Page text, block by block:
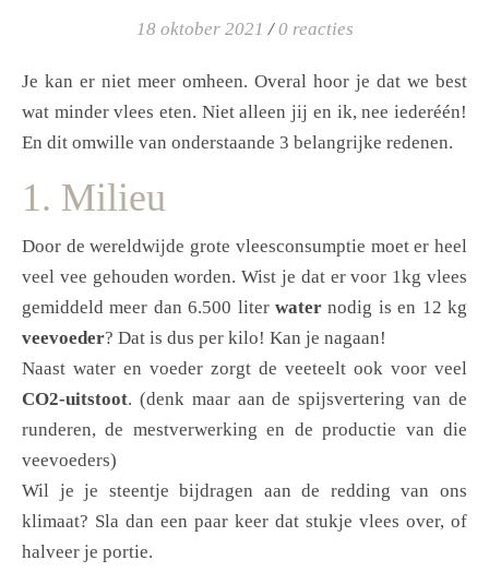
18 oktober 2021 / 0 reacties
Je kan er niet meer omheen. Overal hoor je dat we best
wat minder vlees eten. Niet alleen jij en ik, nee iederéén!
En dit omwille van onderstaande 3 belangrijke redenen.
1. Milieu
Door de wereldwijde grote vleesconsumptie moet er heel
veel vee gehouden worden. Wist je dat er voor 1kg vlees
gemiddeld meer dan 6.500 liter water nodig is en 12 kg
veevoeder? Dat is dus per kilo! Kan je nagaan!
Naast water en voeder zorgt de veeteelt ook voor veel
CO2-uitstoot. (denk maar aan de spijsvertering van de
runderen, de mestverwerking en de productie van die
veevoeders)
Wil je je steentje bijdragen aan de redding van ons
klimaat? Sla dan een paar keer dat stukje vlees over, of
halveer je portie.